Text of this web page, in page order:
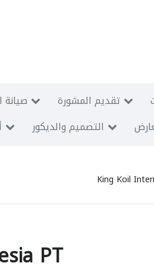
صيانة تقديم المشورة
التصميم والديكور
King Koil
PT